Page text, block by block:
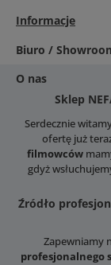
Informacje
Biuro /
O nas
Sklep
Serdecznie
ofertę już
filmowców
gdyż
Źródło
Zapewniamy
profesjonalnego